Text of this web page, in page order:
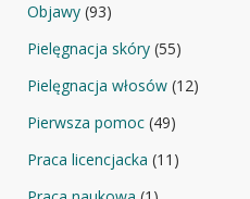
Objawy (93)
Pielęgnacja skóry (55)
Pielęgnacja włosów (12)
Pierwsza pomoc (49)
Praca licencjacka (11)